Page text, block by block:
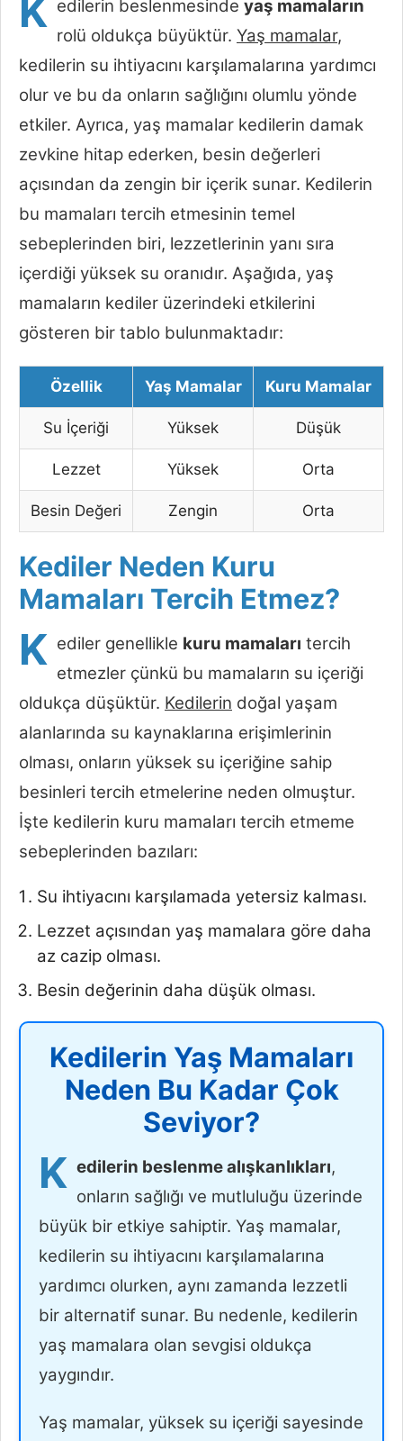
K edilerin beslenmesinde yaş mamaların
rolü oldukça büyüktür. Yaş mamalar,
kedilerin su ihtiyacını karşılamalarına yardımcı
olur ve bu da onların sağlığını olumlu yönde
etkiler. Ayrıca, yaş mamalar kedilerin damak
zevkine hitap ederken, besin değerleri
açısından da zengin bir içerik sunar. Kedilerin
bu mamaları tercih etmesinin temel
sebeplerinden biri, lezzetlerinin yanı sıra
içerdiği yüksek su oranıdır. Aşağıda, yaş
mamaların kediler üzerindeki etkilerini
gösteren bir tablo bulunmaktadır:
Özellik Yaş Mamalar Kuru Mamalar
Su İçeriği Yüksek Düşük
Lezzet Yüksek Orta
Besin Değeri Zengin Orta
Kediler Neden Kuru
Mamaları Tercih Etmez?
K ediler genellikle kuru mamaları tercih
etmezler çünkü bu mamaların su içeriği
oldukça düşüktür. Kedilerin doğal yaşam
alanlarında su kaynaklarına erişimlerinin
olması, onların yüksek su içeriğine sahip
besinleri tercih etmelerine neden olmuştur.
İşte kedilerin kuru mamaları tercih etmeme
sebeplerinden bazıları:
Su ihtiyacını karşılamada yetersiz kalması.
Lezzet açısından yaş mamalara göre daha
az cazip olması.
Besin değerinin daha düşük olması.
Kedilerin Yaş Mamaları
Neden Bu Kadar Çok
Seviyor?
K edilerin beslenme alışkanlıkları,
onların sağlığı ve mutluluğu üzerinde
büyük bir etkiye sahiptir. Yaş mamalar,
kedilerin su ihtiyacını karşılamalarına
yardımcı olurken, aynı zamanda lezzetli
bir alternatif sunar. Bu nedenle, kedilerin
yaş mamalara olan sevgisi oldukça
yaygındır.
Yaş mamalar, yüksek su içeriği sayesinde